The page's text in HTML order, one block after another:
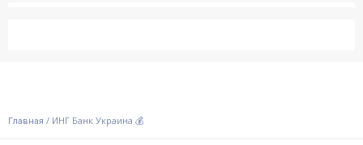
Главная / ИНГ Банк Украина 💰